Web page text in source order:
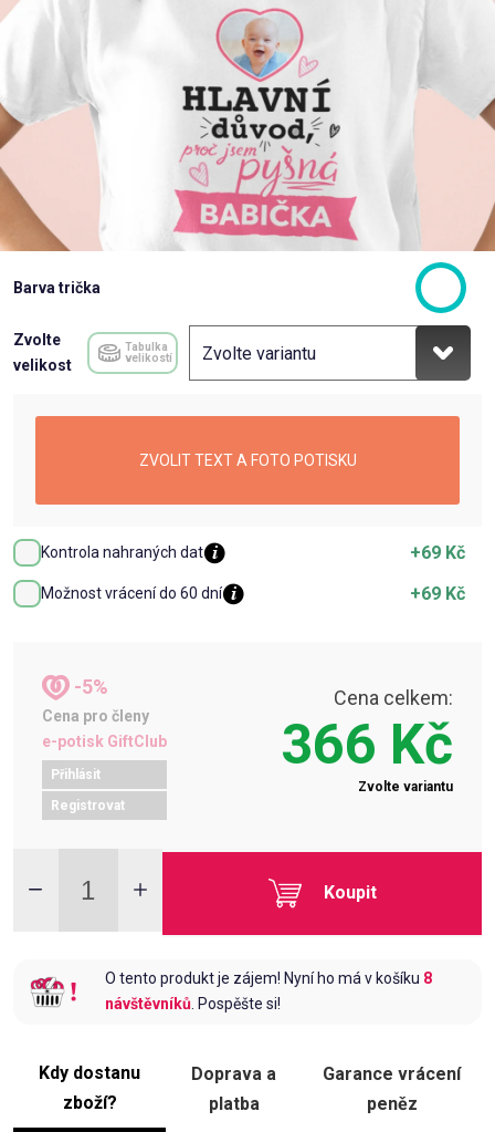
Přihlášení
Barva trička
Zvolte
velikost
Tabulka
velikostí
ZVOLIT TEXT A FOTO POTISKU
Kontrola nahraných dat +69 Kč
Možnost vrácení do 60 dní +69 Kč
-5%
Cena pro členy
e-potisk GiftClub
Přihlásit
Registrovat
Cena celkem:
366 Kč
Zvolte variantu
Koupit
O tento produkt je zájem! Nyní ho má v košíku 8
návštěvníků. Pospěšte si!
Kdy dostanu
zboží?
Doprava a
platba
Garance vrácení
peněz